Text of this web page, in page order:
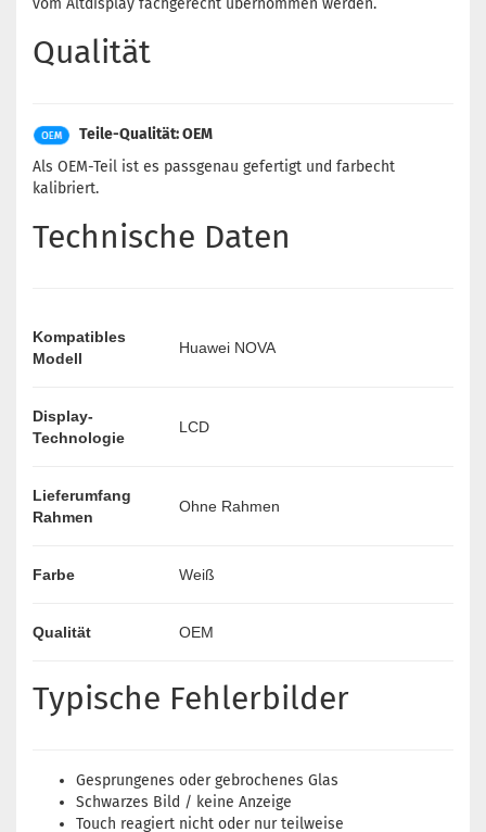
vom Altdisplay fachgerecht übernommen werden.
Qualität
Teile-Qualität: OEM
Als OEM-Teil ist es passgenau gefertigt und farbecht
kalibriert.
Technische Daten
Kompatibles
Modell
Huawei NOVA
Display-
Technologie
LCD
Lieferumfang
Rahmen
Ohne Rahmen
Farbe Weiß
Qualität OEM
Typische Fehlerbilder
Gesprungenes oder gebrochenes Glas
Schwarzes Bild / keine Anzeige
Touch reagiert nicht oder nur teilweise